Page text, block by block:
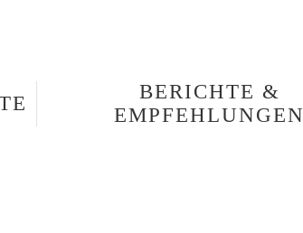
BERICHTE &
EMPFEHLUNGEN